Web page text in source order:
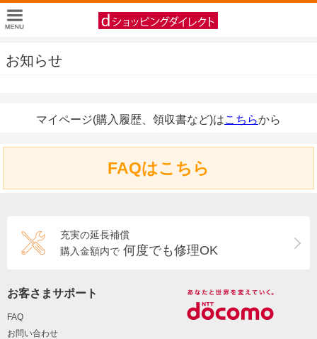
お知らせ
マイページ(購入履歴、領収書など)はこちらから
FAQはこちら
充実の延長補償
購入金額内で 何度でも修理OK
お客さまサポート
FAQ
お問い合わせ